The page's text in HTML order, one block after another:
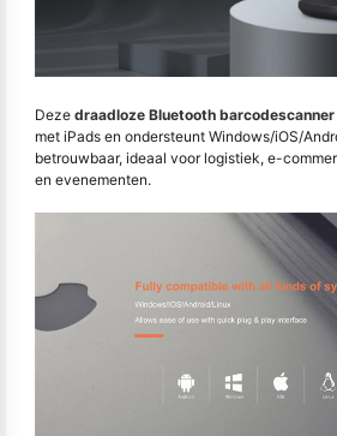
Deze draadloze Bluetooth barcodescanner
met iPads en ondersteunt Windows/iOS/
betrouwbaar, ideaal voor logistiek, e-
en evenementen.